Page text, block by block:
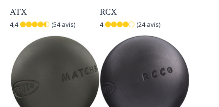
ATX
4,4 (54 avis)
RCX
4 (24 avis)